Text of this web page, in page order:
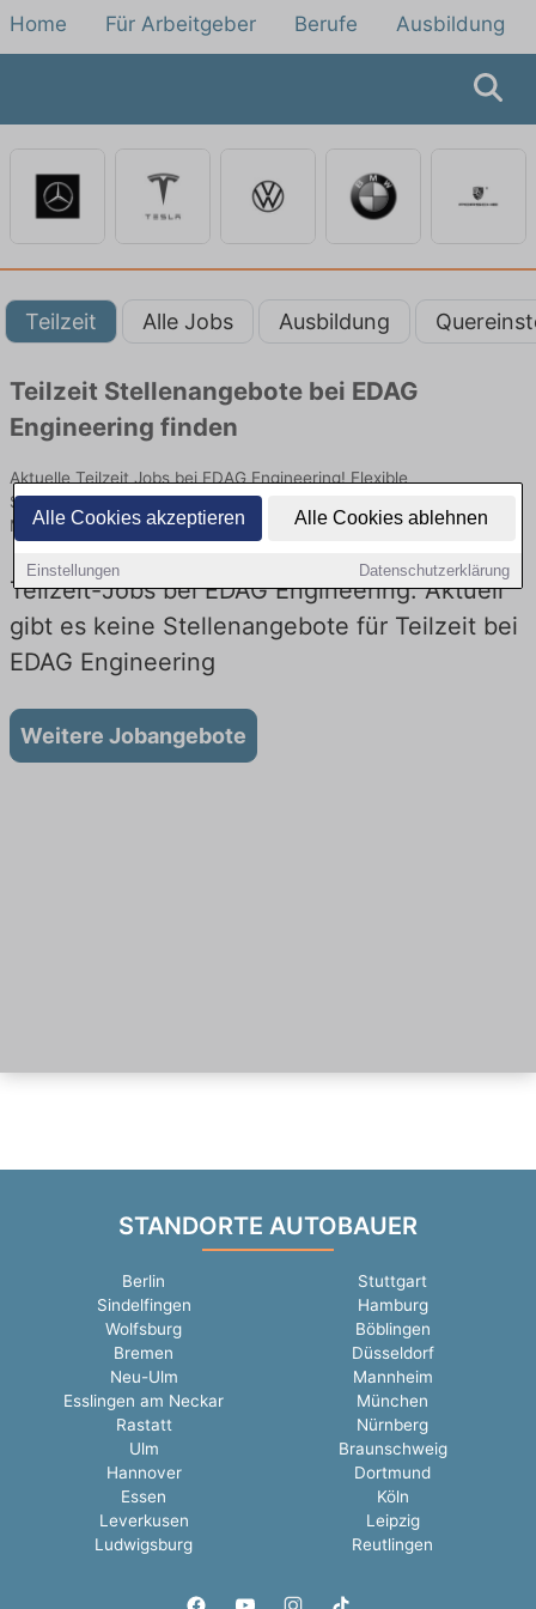
Alle Cookies akzeptieren Alle Cookies ablehnen
Einstellungen Datenschutzerklärung
Home Für Arbeitgeber Berufe Ausbildung
Teilzeit Alle Jobs Ausbildung
Teilzeit Stellenangebote bei EDAG
Engineering finden
Aktuelle Teilzeit Jobs bei EDAG Engineering! Flexible
Stellenangebote in der Produktion, Entwicklung, Büro oder
Marketing.
Teilzeit-Jobs bei EDAG Engineering: Aktuell
gibt es keine Stellenangebote für Teilzeit bei
EDAG Engineering
Weitere Jobangebote
STANDORTE AUTOBAUER
Berlin
Stuttgart
Sindelfingen
Hamburg
Wolfsburg
Böblingen
Bremen
Düsseldorf
Neu-Ulm
Mannheim
Esslingen am Neckar
München
Rastatt
Nürnberg
Ulm
Braunschweig
Hannover
Dortmund
Essen
Köln
Leverkusen
Leipzig
Ludwigsburg
Reutlingen